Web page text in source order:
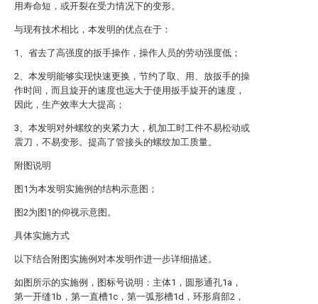
用寿命短，或开裂在受力情况下的变形。
与现有技术相比，本发明的优点在于：
1、省去了高强度的扳手操作，操作人员的劳动强度低；
2、本发明能够实现快速更换，节约了取、用、放扳手的操
作时间，而且旋开的速度也远大于使用扳手旋开的速度，
因此，生产效率大大提高；
3、本发明对外螺纹的夹紧力大，机加工时工件不易松动或
震刀，不易变形。提高了管接头的螺纹加工质量。
附图说明
图1为本发明实施例的结构示意图；
图2为图1的仰视示意图。
具体实施方式
以下结合附图实施例对本发明作进一步详细描述。
如图所示的实施例，图标号说明：主体1，圆形通孔1a，
第一开缝1b，第一直槽1c，第一弧形槽1d，环形肩部2，